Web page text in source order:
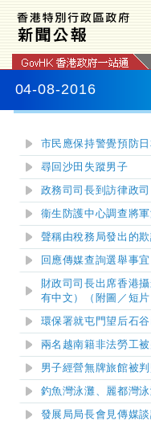
04-08-2016
市民應保持警覺預防
尋回沙田失蹤男子
政務司司長到訪律政司
衞生防護中心調查將
聲稱由稅務局發出的
回應傳媒查詢選舉事宜
財政司司長出席香港
有中文）
（附圖／短片
環保署就屯門望后石
兩名越南籍非法勞工
男子經營無牌旅館被
釣魚灣泳灘、麗都灣
發展局局長會見傳媒